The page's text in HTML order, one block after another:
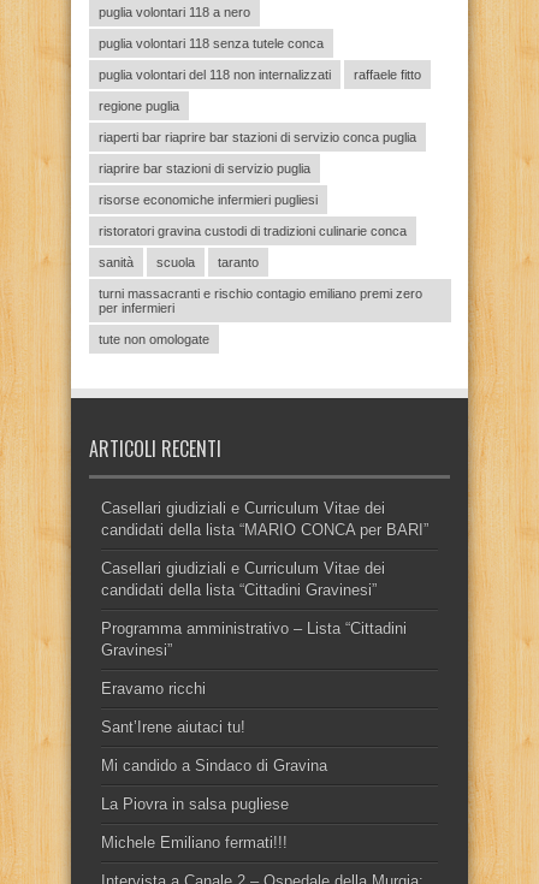
puglia volontari 118 a nero
puglia volontari 118 senza tutele conca
puglia volontari del 118 non internalizzati raffaele fitto
regione puglia
riaperti bar riaprire bar stazioni di servizio conca puglia
riaprire bar stazioni di servizio puglia
risorse economiche infermieri pugliesi
ristoratori gravina custodi di tradizioni culinarie conca
sanità scuola taranto
turni massacranti e rischio contagio emiliano premi zero
per infermieri
tute non omologate
ARTICOLI RECENTI
Casellari giudiziali e Curriculum Vitae dei
candidati della lista “MARIO CONCA per BARI”
Casellari giudiziali e Curriculum Vitae dei
candidati della lista “Cittadini Gravinesi”
Programma amministrativo – Lista “Cittadini
Gravinesi”
Eravamo ricchi
Sant’Irene aiutaci tu!
Mi candido a Sindaco di Gravina
La Piovra in salsa pugliese
Michele Emiliano fermati!!!